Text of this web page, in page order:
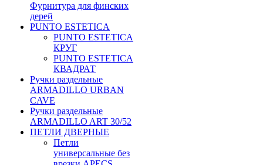
Фурнитура для финских
дерей
PUNTO ESTETICA
PUNTO ESTETICA
КРУГ
PUNTO ESTETICA
КВАДРАТ
Ручки раздельные
ARMADILLO URBAN
CAVE
Ручки раздельные
ARMADILLO ART 30/52
ПЕТЛИ ДВЕРНЫЕ
Петли
универсальные без